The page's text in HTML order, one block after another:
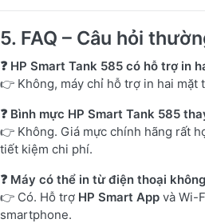
5. FAQ – Câu hỏi
❓ HP Smart Tank 585 có hỗ trợ in
👉 Không, máy chỉ hỗ trợ in hai mặt
❓ Bình mực HP Smart Tank 585
👉 Không. Giá mực chính hãng rất
tiết kiệm chi phí.
❓ Máy có thể in từ điện thoại
👉 Có. Hỗ trợ HP Smart App và Wi-
smartphone.